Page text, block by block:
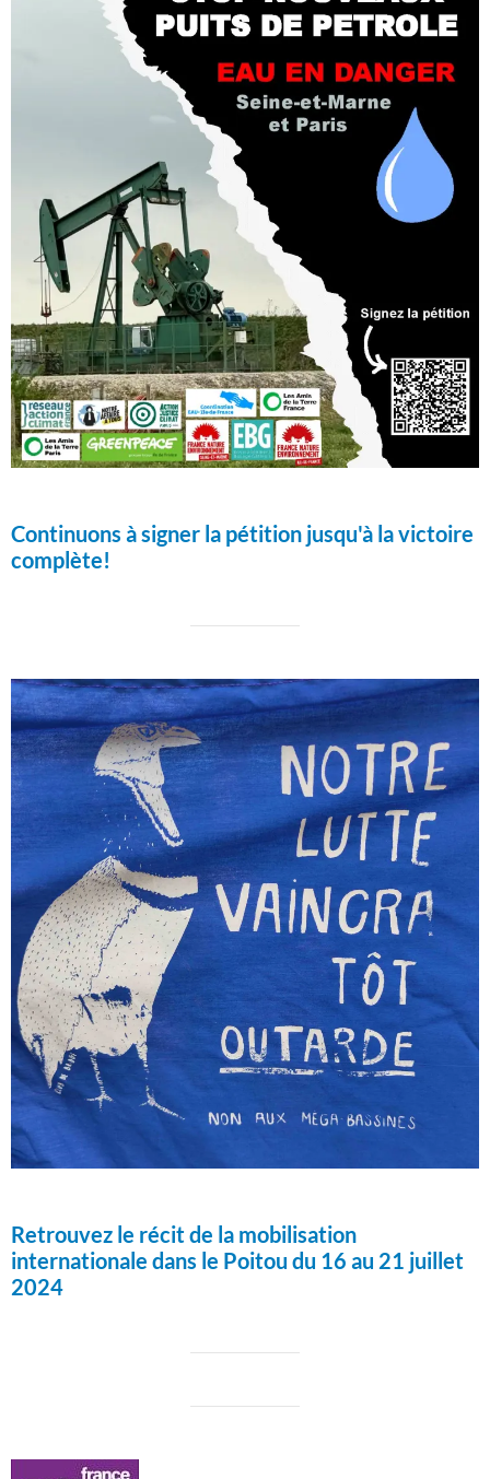
Continuons à signer la pétition jusqu'à la victoire
complète!
Retrouvez le récit de la mobilisation
internationale dans le Poitou du 16 au 21 juillet
2024